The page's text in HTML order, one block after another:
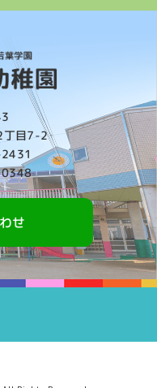
丁目7-2
0348
せ